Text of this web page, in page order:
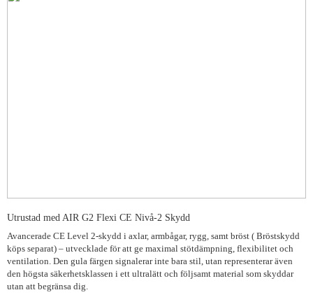
Utrustad med AIR G2 Flexi CE Nivå-2 Skydd
Avancerade CE Level 2-skydd i axlar, armbågar, rygg, samt bröst ( Bröstskydd
köps separat) – utvecklade för att ge maximal stötdämpning, flexibilitet och
ventilation. Den gula färgen signalerar inte bara stil, utan representerar även
den högsta säkerhetsklassen i ett ultralätt och följsamt material som skyddar
utan att begränsa dig.